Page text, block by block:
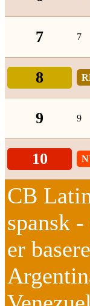
7 7
8
9 9
10
CB
spansk
er